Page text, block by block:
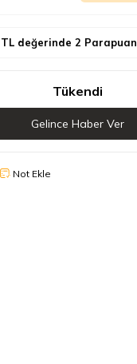
TL değerinde 2 Parapuan
Tükendi
Gelince Haber Ver
Not Ekle